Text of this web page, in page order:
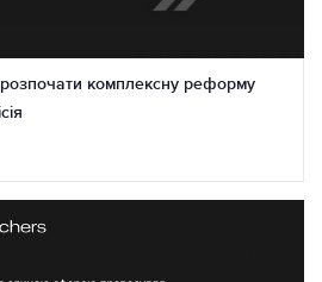
розпочати комплексну реформу